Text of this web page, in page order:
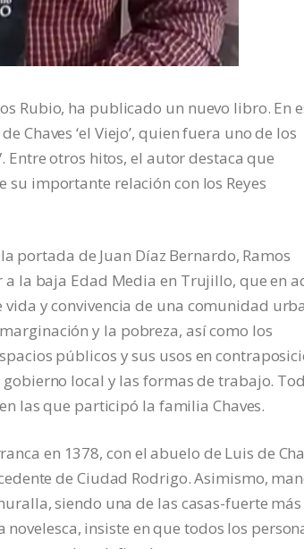
Rubio, ha publicado un nuevo libro. En
Chaves ‘el Viejo’, quien fuera uno de los
otros hitos, el autor destaca que
su importante relación con los Reyes
portada de Juan Díaz Bernardo, Ramos
la baja Edad Media en Trujillo, que en
y convivencia de una comunidad
y la pobreza, así como los
públicos y sus usos en
local y las formas de trabajo.
las que participó la familia Chaves.
en 1378, con el abuelo de Luis de
de Ciudad Rodrigo. Asimismo,
siendo una de las casas-fuerte más
insiste en que todos los